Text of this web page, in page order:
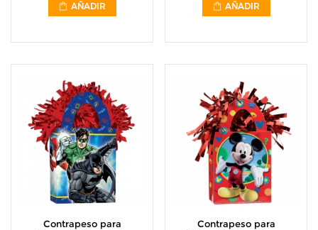
AÑADIR AÑADIR
Contrapeso para
Contrapeso para